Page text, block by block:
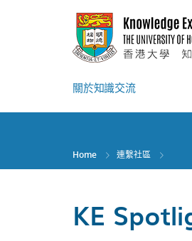
關於知識交流
Home 連繫社區
KE